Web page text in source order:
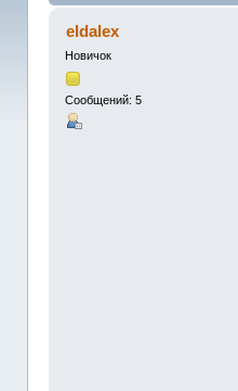
eldalex
Новичок
Сообщений: 5